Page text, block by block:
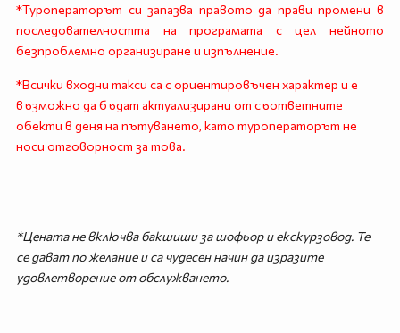
*Туроператорът си запазва правото да прави промени в
последователността на програмата с цел нейното
безпроблемно организиране и изпълнение.
*Всички входни такси са с ориентировъчен характер и е
възможно да бъдат актуализирани от съответните
обекти в деня на пътуването, като туроператорът не
носи отговорност за това.
*Цената не включва бакшиши за шофьор и екскурзовод. Те
се дават по желание и са чудесен начин да изразите
удовлетворение от обслужването.